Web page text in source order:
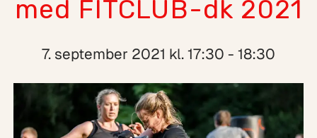
med FITCLUB-dk 2021
7. september 2021 kl. 17:30 - 18:30